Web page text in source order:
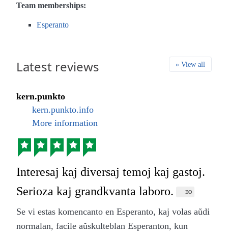
Latest reviews » View all
kern.punkto
kern.punkto.info
More information
Interesaj kaj diversaj temoj kaj gastoj.
Serioza kaj grandkvanta laboro.
EO
Se vi estas komencanto en Esperanto, kaj volas aŭdi
normalan, facile aŭskulteblan Esperanton, kun
Team memberships:
Esperanto